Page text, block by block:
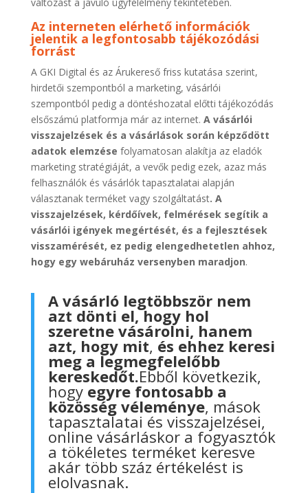
Az interneten elérhető információk
jelentik a legfontosabb tájékozódási
forrást
A GKI Digital és az Árukereső friss kutatása szerint,
hirdetői szempontból a marketing, vásárlói
szempontból pedig a döntéshozatal előtti tájékozódás
elsőszámú platformja már az internet. A vásárlói
visszajelzések és a vásárlások során képződött
adatok elemzése folyamatosan alakítja az eladók
marketing stratégiáját, a vevők pedig ezek, azaz más
felhasználók és vásárlók tapasztalatai alapján
választanak terméket vagy szolgáltatást. A
visszajelzések, kérdőívek, felmérések segítik a
vásárlói igények megértését, és a fejlesztések
visszamérését, ez pedig elengedhetetlen ahhoz,
hogy egy webáruház versenyben maradjon.
A vásárló legtöbbször nem
azt dönti el, hogy hol
szeretne vásárolni, hanem
azt, hogy mit, és ehhez keresi
meg a legmegfelelőbb
kereskedőt.Ebből következik,
hogy egyre fontosabb a
közösség véleménye, mások
tapasztalatai és visszajelzései,
online vásárláskor a fogyasztók
a tökéletes terméket keresve
akár több száz értékelést is
elolvasnak.